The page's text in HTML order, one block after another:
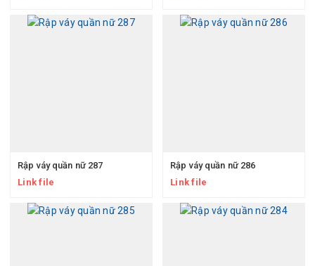
Rập váy quần nữ 287
Link file
Rập váy quần nữ 286
Link file